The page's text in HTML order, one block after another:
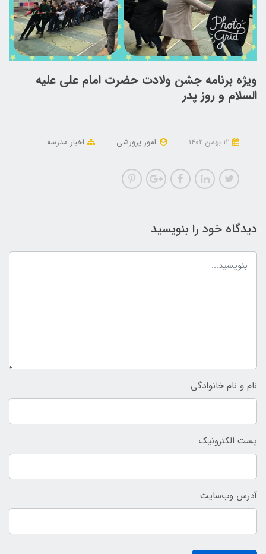
ویژه برنامه جشن ولادت حضرت امام علی علیه
السلام و روز پدر
امور پرورشی اخبار مدرسه
دیدگاه خود را بنویسید
نام و نام خانوادگی
پست الکترونیک
آدرس وب‌سایت